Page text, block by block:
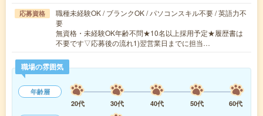
応募資格
職種未経験OK / ブランクOK / パソコンスキル不要 / 英語力不
要
無資格・未経験OK年齢不問★10名以上採用予定★履歴書は
不要です▽応募後の流れ1)翌営業日までに担当…
職場の雰囲気
年齢層
20代
30代 40代 50代
60代